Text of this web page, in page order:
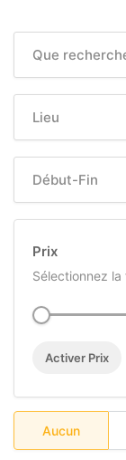
Prix
Sélectionnez
Activer Prix
Aucun